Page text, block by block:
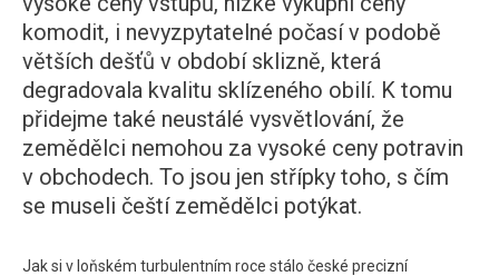
komodit, i nevyzpytatelné počasí v podobě
větších dešťů v období sklizně, která
degradovala kvalitu sklízeného obilí. K tomu
přidejme také neustálé vysvětlování, že
zemědělci nemohou za vysoké ceny potravin
v obchodech. To jsou jen střípky toho, s čím
se museli čeští zemědělci potýkat.
Jak si v loňském turbulentním roce stálo české precizní